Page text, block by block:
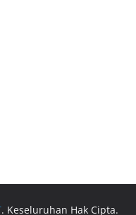
. Keseluruhan Hak Cipta.